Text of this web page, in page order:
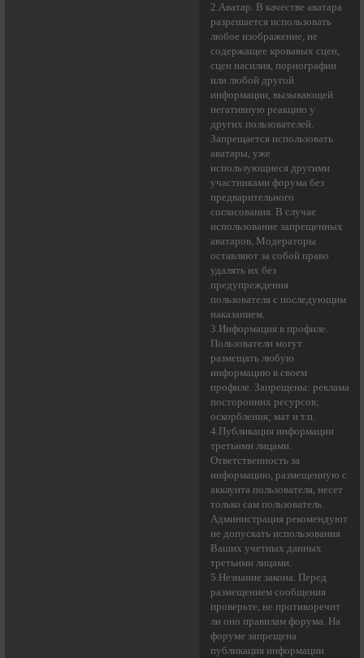
2.Аватар. В качестве аватара
разрешается использовать
любое изображение, не
содержащее кровавых сцен,
сцен насилия, порнографии
или любой другой
информации, вызывающей
негативную реакцию у
других пользователей.
Запрещается использовать
аватары, уже
использующиеся другими
участниками форума без
предварительного
согласования. В случае
использование запрещенных
аватаров, Модераторы
оставляют за собой право
удалять их без
предупреждения
пользователя с последующим
наказанием.
3.Информация в профиле.
Пользователи могут
размещать любую
информацию в своем
профиле. Запрещены: реклама
посторонних ресурсов;
оскорбления; мат и т.п.
4.Публикация информации
третьими лицами.
Ответственность за
информацию, размещенную с
аккаунта пользователя, несет
только сам пользователь.
Администрация рекомендуют
не допускать использования
Ваших учетных данных
третьими лицами.
5.Незнание закона. Перед
размещением сообщения
проверьте, не противоречит
ли оно правилам форума. На
форуме запрещена
публикация информации